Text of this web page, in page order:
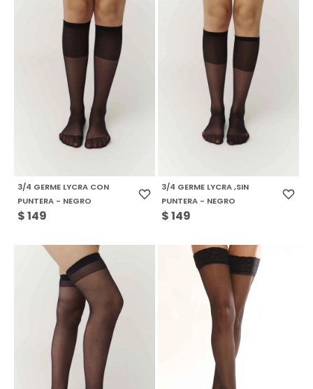
3/4 GERME LYCRA CON
PUNTERA - NEGRO
$149
3/4 GERME LYCRA ,SIN
PUNTERA - NEGRO
$149